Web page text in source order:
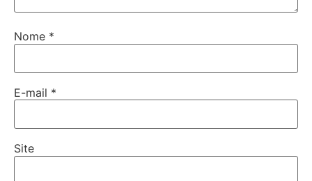
Nome *
E-mail *
Site